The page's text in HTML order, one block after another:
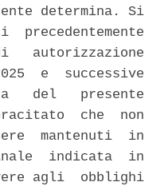
determina. Si
autorizzazione
e  successive
del   presente
che  non
mantenuti  in
indicata  in
agli  obblighi